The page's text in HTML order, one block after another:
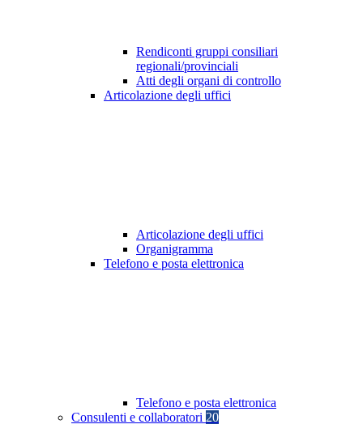
Rendiconti gruppi consiliari
regionali/provinciali
Atti degli organi di controllo
Articolazione degli uffici
Articolazione degli uffici
Organigramma
Telefono e posta elettronica
Telefono e posta elettronica
Consulenti e collaboratori 20